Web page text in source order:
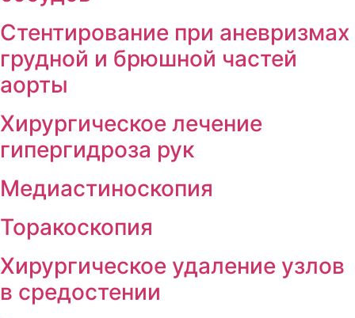
Cтентирование при
грудной и брюшной частей
аорты
Хирургическое лечение
гипергидроза рук
Медиастиноскопия
Торакоскопия
Хирургическое удаление узлов
в средостении